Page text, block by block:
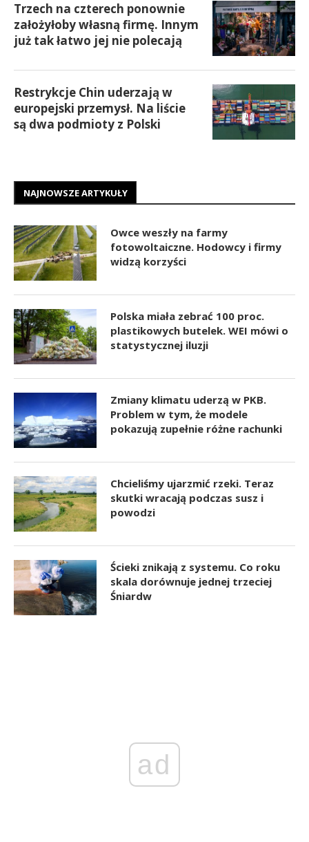
Trzech na czterech ponownie
założyłoby własną firmę. Innym
już tak łatwo jej nie polecają
Restrykcje Chin uderzają w
europejski przemysł. Na liście
są dwa podmioty z Polski
NAJNOWSZE ARTYKUŁY
Owce weszły na farmy
fotowoltaiczne. Hodowcy i firmy
widzą korzyści
Polska miała zebrać 100 proc.
plastikowych butelek. WEI mówi o
statystycznej iluzji
Zmiany klimatu uderzą w PKB.
Problem w tym, że modele
pokazują zupełnie różne rachunki
Chcieliśmy ujarzmić rzeki. Teraz
skutki wracają podczas susz i
powodzi
Ścieki znikają z systemu. Co roku
skala dorównuje jednej trzeciej
Śniardw
ad